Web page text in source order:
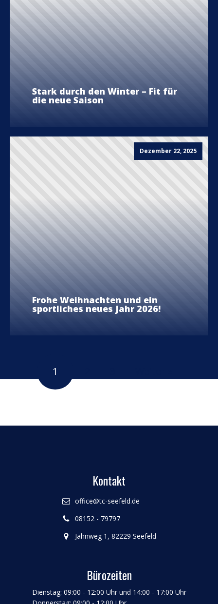
Stark durch den Winter – Fit für
die neue Saison
Dezember 22, 2025
Frohe Weihnachten und ein
sportliches neues Jahr 2026!
1
Kontakt
office@tc-seefeld.de
08152 - 79797
Jahnweg 1, 82229 Seefeld
Bürozeiten
Dienstag: 09:00 - 12:00 Uhr und 14:00 - 17:00 Uhr